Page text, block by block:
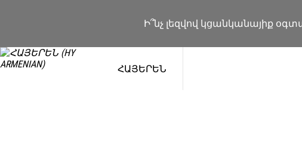
Ի՞նչ լեզվով կցանկանայիք
ՀԱՅԵՐԵՆ